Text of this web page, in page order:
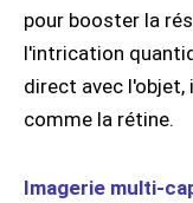
pour booster la
l'intrication
direct avec
comme la rétine.
Imagerie multi-